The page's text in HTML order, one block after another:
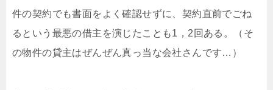
件の契約でも書面をよく確認せずに、契約直前でごね
るという最悪の借主を演じたことも1，2回ある。（そ
の物件の貸主はぜんぜん真っ当な会社さんです…）